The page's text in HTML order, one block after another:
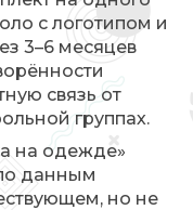
с логотипом и
3–6 месяцев
связь от
группах.
на одежде»
данным
но не